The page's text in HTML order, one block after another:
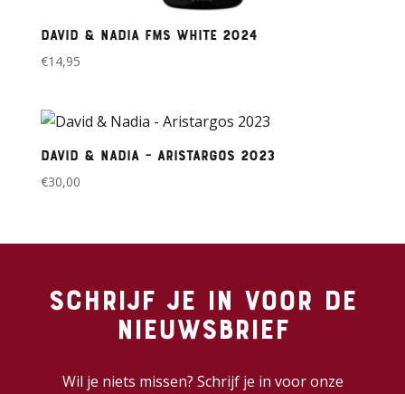
David & Nadia FMS White 2024
€14,95
David & Nadia – Aristargos 2023
€30,00
Schrijf je in voor de
nieuwsbrief
Wil je niets missen? Schrijf je in voor onze